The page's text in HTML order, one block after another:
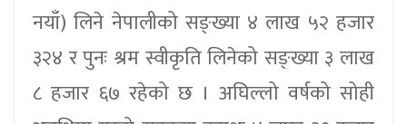
नयाँ) लिने नेपालीको सङ्ख्या ४ लाख ५२ हजार
३२४ र पुनः श्रम स्वीकृति लिनेको सङ्ख्या ३ लाख
८ हजार ६७ रहेको छ । अघिल्लो वर्षको सोही